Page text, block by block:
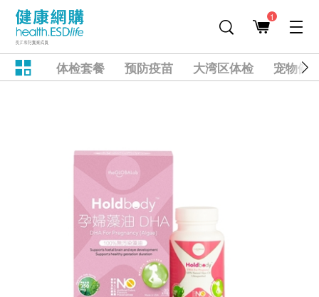
1
体检套餐 预防疫苗 大湾区体检 宠物健